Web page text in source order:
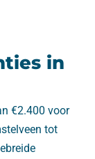
in
€2.400 voor
tot